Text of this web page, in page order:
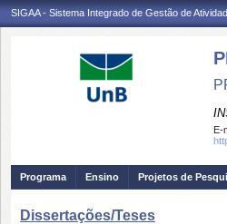
SIGAA - Sistema Integrado de Gestão de
E-
Programa Ensino Projetos de
Dissertações/Teses